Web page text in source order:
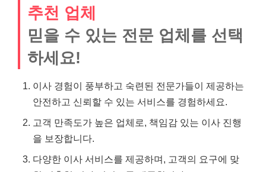
추천 업체
믿을 수 있는 전문 업체를 선택
하세요!
이사 경험이 풍부하고 숙련된 전문가들이 제공하는
안전하고 신뢰할 수 있는 서비스를 경험하세요.
고객 만족도가 높은 업체로, 책임감 있는 이사 진행
을 보장합니다.
다양한 이사 서비스를 제공하며, 고객의 요구에 맞